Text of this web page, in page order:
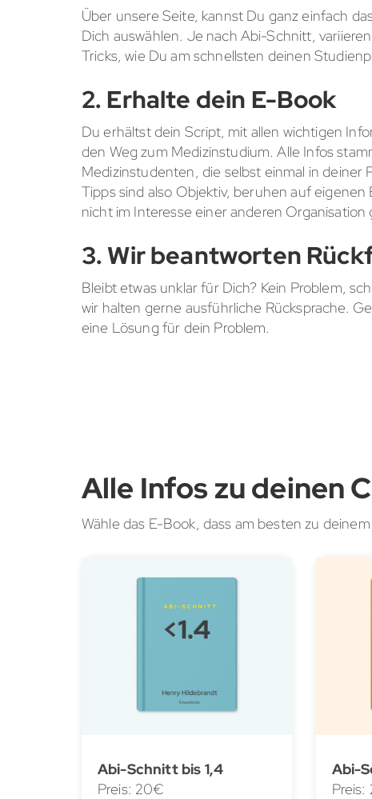
Über unsere Seite, kannst Du ganz einfach
Dich auswählen. Je nach Abi-Schnitt,
Tricks, wie Du am schnellsten deinen
2. Erhalte dein E-Book
Du erhältst dein Script, mit allen wichtigen
den Weg zum Medizinstudium. Alle Infos
Medizinstudenten, die selbst einmal in deiner
Tipps sind also Objektiv, beruhen auf
nicht im Interesse einer anderen Organisation
3. Wir beantworten
Bleibt etwas unklar für Dich? Kein Problem,
wir halten gerne ausführliche Rücksprache.
eine Lösung für dein Problem.
Alle Infos zu deinen
Wähle das E-Book, dass am besten zu
Abi-Schnitt bis 1,4
Preis: 20€
Abi-